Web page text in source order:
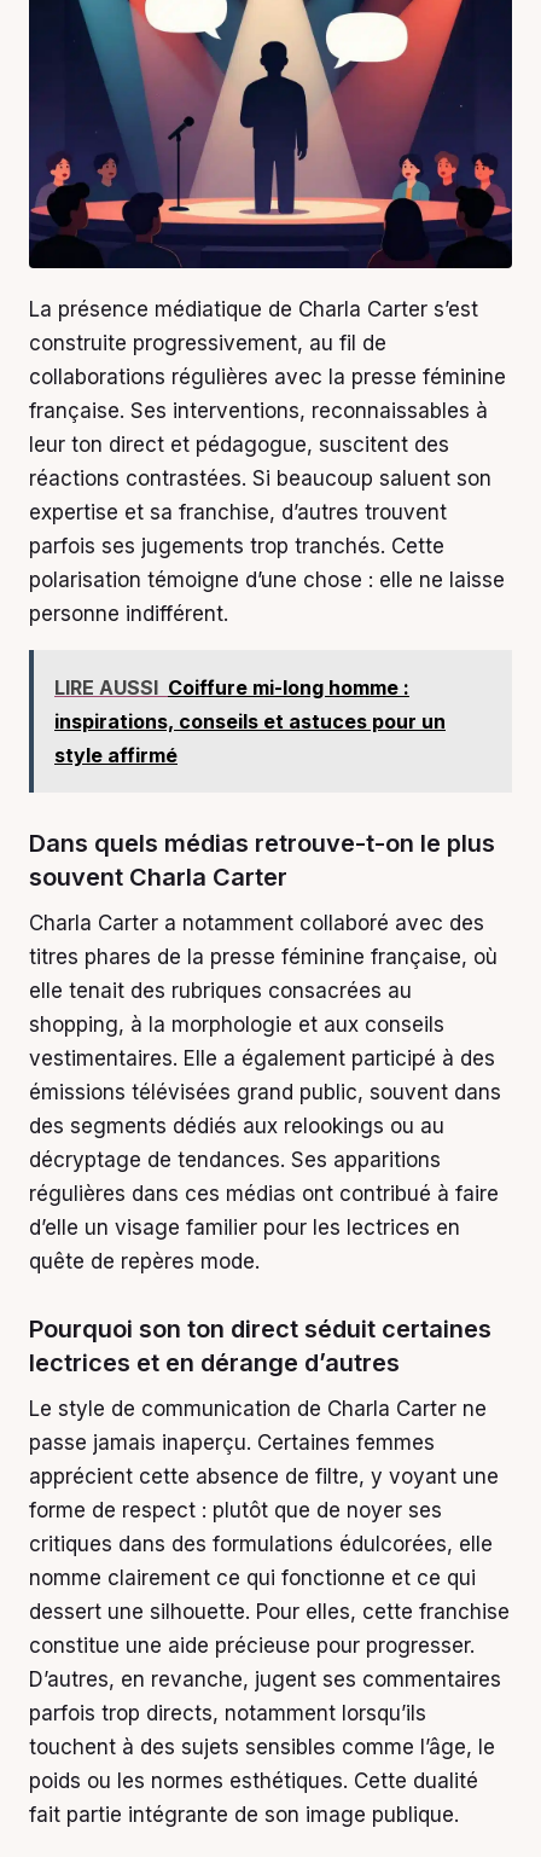
La présence médiatique de Charla Carter s’est
construite progressivement, au fil de
collaborations régulières avec la presse féminine
française. Ses interventions, reconnaissables à
leur ton direct et pédagogue, suscitent des
réactions contrastées. Si beaucoup saluent son
expertise et sa franchise, d’autres trouvent
parfois ses jugements trop tranchés. Cette
polarisation témoigne d’une chose : elle ne laisse
personne indifférent.
LIRE AUSSI Coiffure mi-long homme :
inspirations, conseils et astuces pour un
style affirmé
Dans quels médias retrouve-t-on le plus
souvent Charla Carter
Charla Carter a notamment collaboré avec des
titres phares de la presse féminine française, où
elle tenait des rubriques consacrées au
shopping, à la morphologie et aux conseils
vestimentaires. Elle a également participé à des
émissions télévisées grand public, souvent dans
des segments dédiés aux relookings ou au
décryptage de tendances. Ses apparitions
régulières dans ces médias ont contribué à faire
d’elle un visage familier pour les lectrices en
quête de repères mode.
Pourquoi son ton direct séduit certaines
lectrices et en dérange d’autres
Le style de communication de Charla Carter ne
passe jamais inaperçu. Certaines femmes
apprécient cette absence de filtre, y voyant une
forme de respect : plutôt que de noyer ses
critiques dans des formulations édulcorées, elle
nomme clairement ce qui fonctionne et ce qui
dessert une silhouette. Pour elles, cette franchise
constitue une aide précieuse pour progresser.
D’autres, en revanche, jugent ses commentaires
parfois trop directs, notamment lorsqu’ils
touchent à des sujets sensibles comme l’âge, le
poids ou les normes esthétiques. Cette dualité
fait partie intégrante de son image publique.